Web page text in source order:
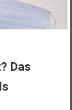
Das